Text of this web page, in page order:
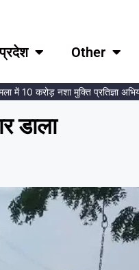
Other
करोड़ नशा मुक्ति प्रतिज्ञा अभियान का
डाला